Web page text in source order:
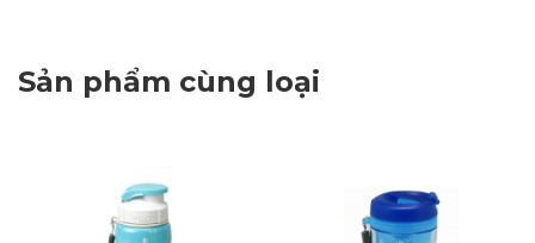
Sản phẩm cùng loại